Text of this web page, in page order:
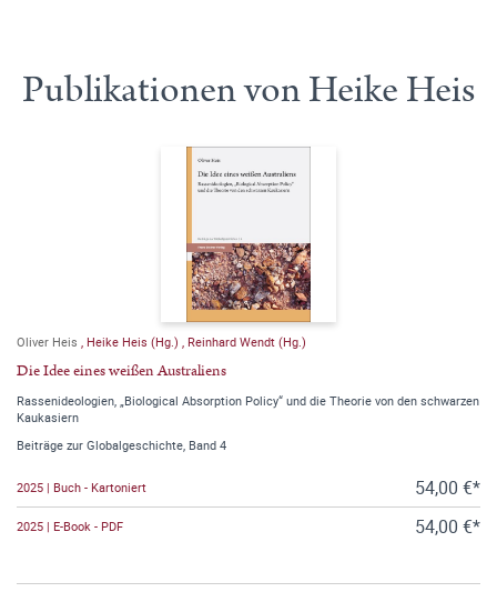
Publikationen von Heike Heis
Oliver Heis Heike Heis (Hg.) Reinhard Wendt (Hg.)
Die Idee eines weißen Australiens
Rassenideologien, „Biological Absorption Policy“ und die Theorie von den schwarzen
Kaukasiern
Beiträge zur Globalgeschichte, Band 4
2025 | Buch - Kartoniert 54,00 €*
2025 | E-Book - PDF 54,00 €*